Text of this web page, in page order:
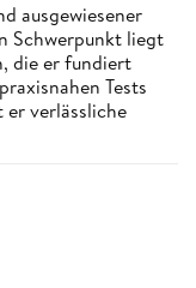
ausgewiesener
Schwerpunkt liegt
die er fundiert
Tests
er verlässliche